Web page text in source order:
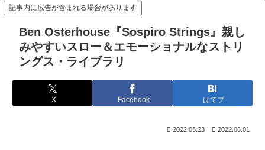
記事内に広告が含まれる場合があります
Ben Osterhouse『Sospiro Strings』親し
みやすいスロー＆エモーショナルなストリ
ングス・ライブラリ
X Facebook はてブ
2022.05.23 2022.06.01